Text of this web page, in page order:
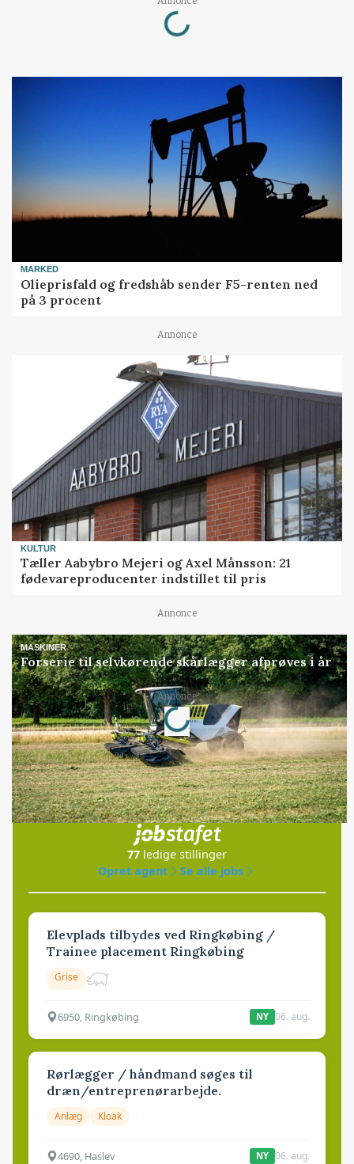
MARKED
Olieprisfald og fredshåb sender F5-renten ned
på 3 procent
Annonce
KULTUR
Tæller Aabybro Mejeri og Axel Månsson: 21
fødevareproducenter indstillet til pris
Annonce
MASKINER
Forserie til selvkørende skårlægger afprøves i år
Annonce
Loading...
Jobs
i samarbejde med
77 ledige stillinger
Opret agent
Se alle jobs
Elevplads tilbydes ved Ringkøbing /
Trainee placement Ringkøbing
Grise
6950, Ringkøbing NY 06. aug.
Rørlægger / håndmand søges til
dræn/entreprenørarbejde.
Anlæg Kloak
4690, Haslev NY 06. aug.